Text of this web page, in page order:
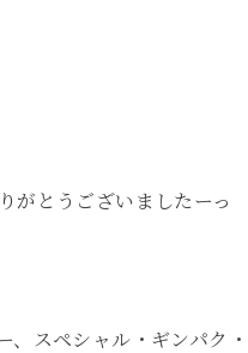
とうございましたーっ
、スペシャル・ギンパク